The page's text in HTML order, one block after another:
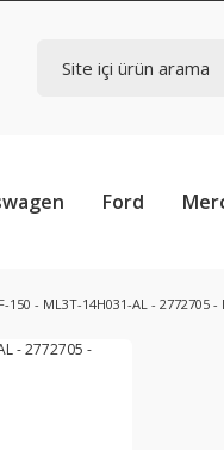
Ford
- ML3T-14H031-AL - 2772705 -